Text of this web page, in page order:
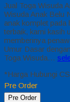
Jual Toga Wisuda
Wisuda Anak Belu
anak komplet pada
terbaik, kami kasih
memberinya
Umur Dasar
Toga Wisuda…
*Harga Hubungi CS
Pre Order
Pre Order